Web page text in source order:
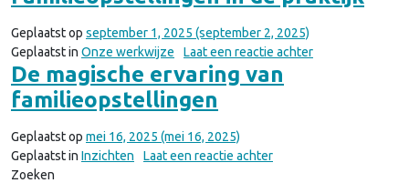
Geplaatst op september 1, 2025 (september 2, 2025)
Geplaatst in Onze werkwijze Laat een reactie achterop
De magische ervaring van
familieopstellingen
Geplaatst op mei 16, 2025 (mei 16, 2025)
Geplaatst in Inzichten Laat een reactie achterop De magische
Zoeken